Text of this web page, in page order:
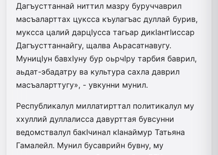
Дагъусттаннай ниттил мазру буруччаврил
масъаларттах цуксса къулагъас дуллай бурив,
муксса цалий дарцIусса тагьар дикIантIиссар
Дагъусттаннайгу, щалва Аьрасатнавугу.
МуницIун бавхIуну бур оьрчIру тарбия баврил,
аьдат-эбадатру ва культура сахла даврил
масъаларттугу», - увкунни мунил.
Республикалул миллатирттал политикалул му
ххуллий дуллалисса давурттая бувсунни
ведомствалул бакIчинал кIанаймур Татьяна
Гамалейл. Мунил бусаврийн бувну, му